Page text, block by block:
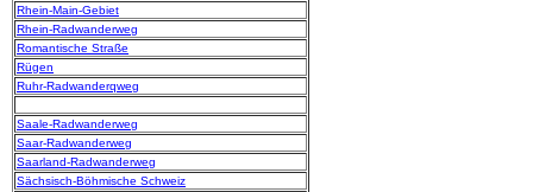
Rhein-Main-Gebiet
Rhein-Radwanderweg
Romantische Straße
Rügen
Ruhr-Radwanderqweg
Saale-Radwanderweg
Saar-Radwanderweg
Saarland-Radwanderweg
Sächsisch-Böhmische Schweiz